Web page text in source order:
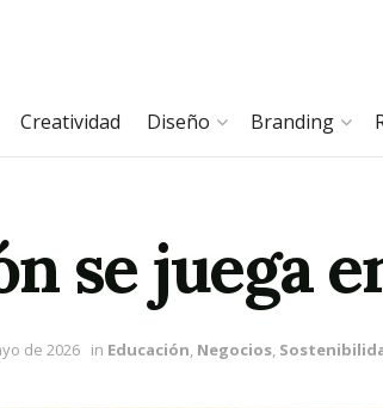
Creatividad Diseño Branding
se juega
de 2026 in Educación, Negocios,